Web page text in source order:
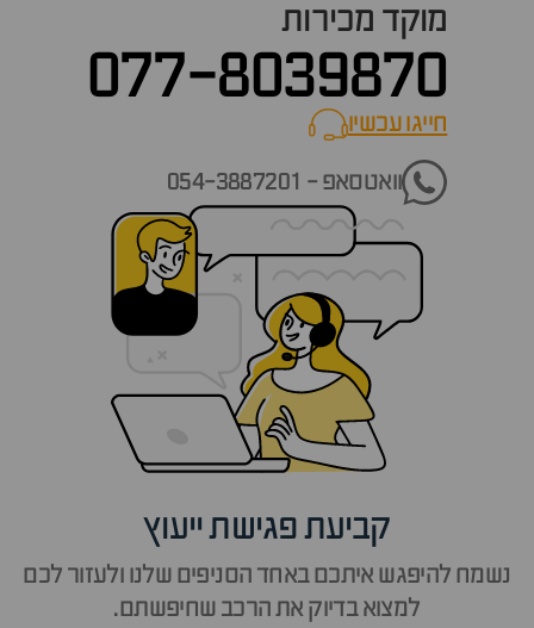
מוקד מכירות
077-8039870
חייגו עכשיוcall now
וואטסאפ - 054-3887201
קביעת פגישת ייעוץ
נשמח להיפגש איתכם באחד הסניפים שלנו ולעזור לכם
למצוא בדיוק את הרכב שחיפשתם.